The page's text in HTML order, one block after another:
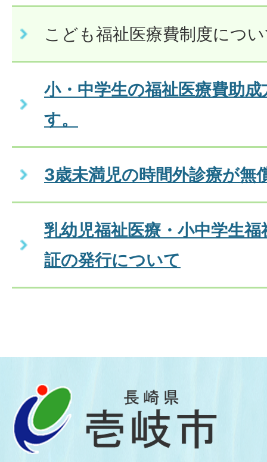
こども福祉医療費制度につ
小・中学生の福祉医療費助
す。
3歳未満児の時間外診療が無
乳幼児福祉医療・小中学生
証の発行について